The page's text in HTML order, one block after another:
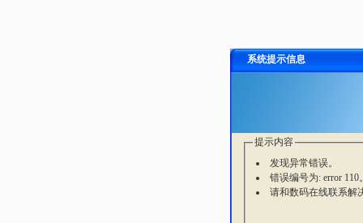
系统提示信息
提示内容
发现异常错误。
错误编号为: error 110
请和数码在线联系解